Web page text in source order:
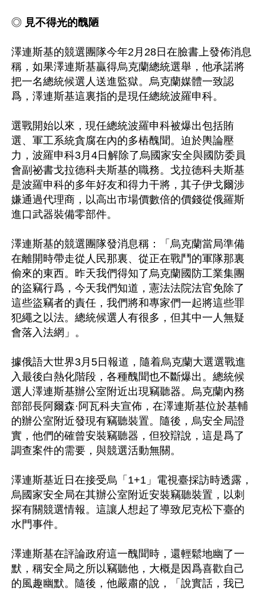
◎ 見不得光的醜陋
澤連斯基的競選團隊今年2月28日在臉書上發佈消息
稱，如果澤連斯基贏得烏克蘭總統選舉，他承諾將
把一名總統候選人送進監獄。烏克蘭媒體一致認
爲，澤連斯基這裏指的是現任總統波羅申科。
選戰開始以來，現任總統波羅申科被爆出包括賄
選、軍工系統貪腐在內的多樁醜聞。迫於輿論壓
力，波羅申科3月4日解除了烏國家安全與國防委員
會副祕書戈拉德科夫斯基的職務。戈拉德科夫斯基
是波羅申科的多年好友和得力干將，其子伊戈爾涉
嫌通過代理商，以高出市場價數倍的價錢從俄羅斯
進口武器裝備零部件。
澤連斯基的競選團隊發消息稱：「烏克蘭當局準備
在離開時帶走從人民那裏、從正在戰鬥的軍隊那裏
偷來的東西。昨天我們得知了烏克蘭國防工業集團
的盜竊行爲，今天我們知道，憲法法院法官免除了
這些盜竊者的責任，我們將和專家們一起將這些罪
犯繩之以法。總統候選人有很多，但其中一人無疑
會落入法網」。
據俄語大世界3月5日報道，隨着烏克蘭大選選戰進
入最後白熱化階段，各種醜聞也不斷爆出。總統候
選人澤連斯基辦公室附近出現竊聽器。烏克蘭內務
部部長阿爾森·阿瓦科夫宣佈，在澤連斯基位於基輔
的辦公室附近發現有竊聽裝置。隨後，烏安全局證
實，他們的確曾安裝竊聽器，但狡辯說，這是爲了
調查案件的需要，與競選活動無關。
澤連斯基近日在接受烏「1+1」電視臺採訪時透露，
烏國家安全局在其辦公室附近安裝竊聽裝置，以刺
探有關競選情報。這讓人想起了導致尼克松下臺的
水門事件。
澤連斯基在評論政府這一醜聞時，還輕鬆地幽了一
默，稱安全局之所以竊聽他，大概是因爲喜歡自己
的風趣幽默。隨後，他嚴肅的說，「說實話，我已